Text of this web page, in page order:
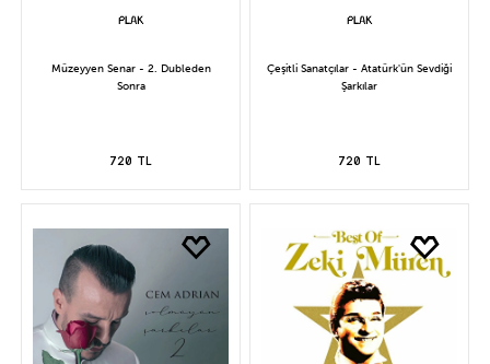
Müzeyyen Senar - 2. Dubleden
Sonra
720 TL
Çeşitli Sanatçılar - Atatürk'ün Sevdiği
Şarkılar
720 TL